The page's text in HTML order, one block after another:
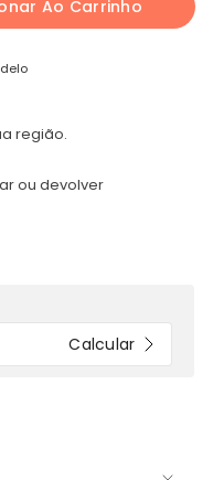
Ao Carrinho
região.
ou devolver